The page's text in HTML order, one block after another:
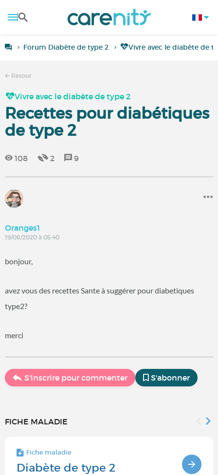
Forum Diabète de type 2 Vivre avec le diabète de
Retour
Vivre avec le diabète de type 2
Recettes pour diabétiques
de type 2
108 2 9
Oranges1
19/08/2020 à 05:40
bonjour,
avez vous des recettes Sante à suggérer pour diabetiques
type2?
merci
S'inscrire pour commenter S'abonner
FICHE MALADIE
Fiche maladie
Diabète de type 2